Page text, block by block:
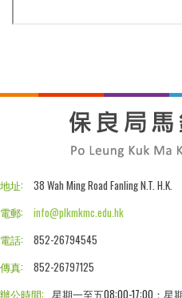
地址:
38 Wah Ming Road Fanling N.T. H.K.
電郵:
info@plkmkmc.edu.hk
電話:
852-26794545
傳真:
852-26797125
辦公時間: 星期一至五08:00-17:00；星